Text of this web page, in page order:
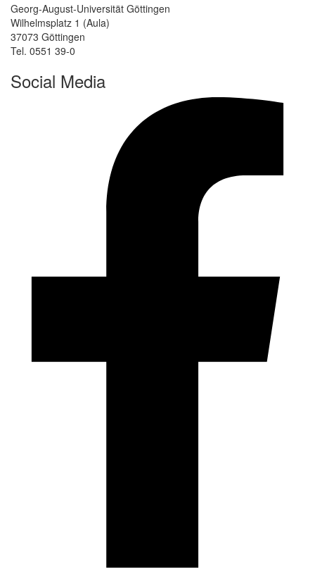
Georg-August-Universität Göttingen
Wilhelmsplatz 1 (Aula)
37073 Göttingen
Tel. 0551 39-0
Social Media